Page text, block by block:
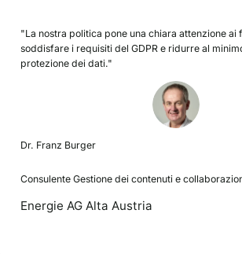
"La nostra politica pone una chiara attenzione
soddisfare i requisiti del GDPR e ridurre al
protezione dei dati."
Dr. Franz Burger
Consulente Gestione dei contenuti e
Energie AG Alta Austria